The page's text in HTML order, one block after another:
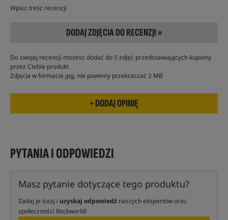
Wpisz treść recenzji
DODAJ ZDJĘCIA DO RECENZJI »
Do swojej recenzji możesz dodać do 5 zdjęć przedstawiających kupiony
przez Ciebie produkt
Zdjęcia w formacie jpg, nie powinny przekraczać 2 MB
PYTANIA I ODPOWIEDZI
Masz pytanie dotyczące tego produktu?
Zadaj je tutaj i uzyskaj odpowiedź naszych ekspertów oraz
społeczności Rockworld!